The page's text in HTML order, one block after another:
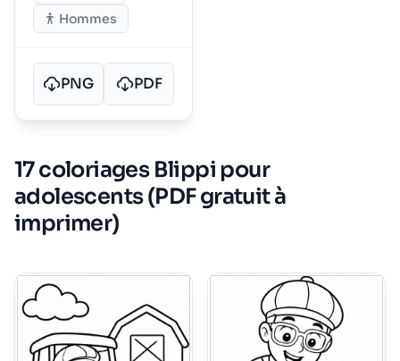
Hommes
PNG PDF
17 coloriages Blippi pour
adolescents (PDF gratuit à
imprimer)